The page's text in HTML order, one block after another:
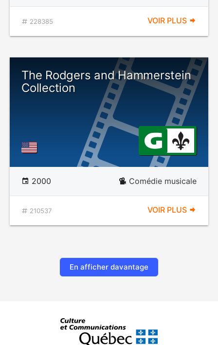
228385 VOIR PLUS
The Rodgers and Hammerstein
Collection
2000 Comédie musicale
210537 VOIR PLUS
En afficher davantage